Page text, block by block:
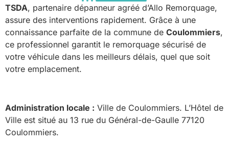
TSDA, partenaire dépanneur agréé d’Allo Remorquage,
assure des interventions rapidement. Grâce à une
connaissance parfaite de la commune de Coulommiers,
ce professionnel garantit le remorquage sécurisé de
votre véhicule dans les meilleurs délais, quel que soit
votre emplacement.
Administration locale : Ville de Coulommiers. L’Hôtel de
Ville est situé au 13 rue du Général-de-Gaulle 77120
Coulommiers.